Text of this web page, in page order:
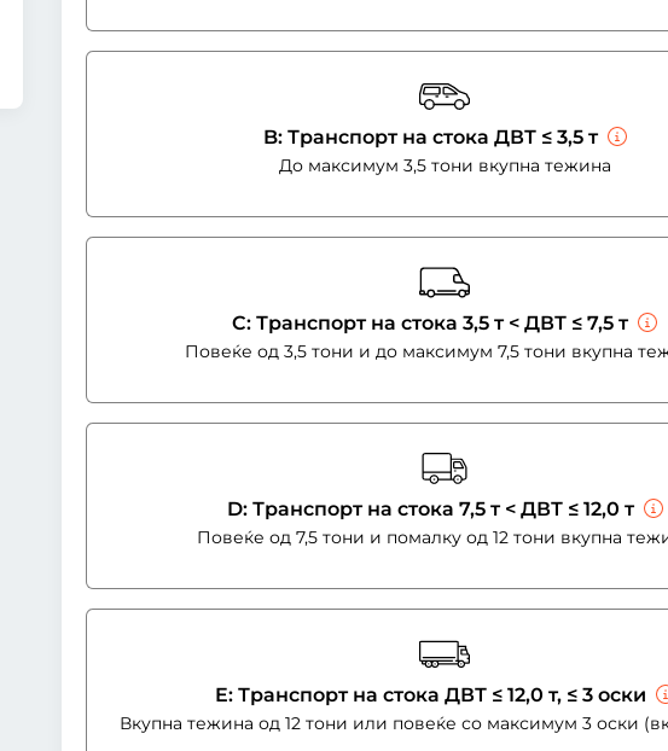
B: Транспорт на стока ДВТ ≤ 3,5 т
До максимум 3,5 тони вкупна тежина
C: Транспорт на стока 3,5 т < ДВТ ≤ 7,5 т
Повеќе од 3,5 тони и до максимум 7,5 тони вкупна
D: Транспорт на стока 7,5 т < ДВТ ≤ 12,0 т
Повеќе од 7,5 тони и помалку од 12 тони вкупна
E: Транспорт на стока ДВТ ≤ 12,0 т, ≤ 3 оски
Вкупна тежина од 12 тони или повеќе со максимум 3 оски